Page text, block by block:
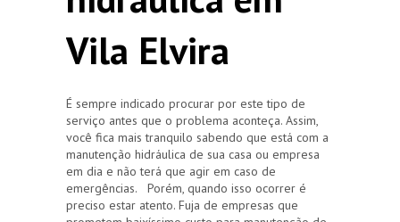
Vila Elvira
É sempre indicado procurar por este tipo de
serviço antes que o problema aconteça. Assim,
você fica mais tranquilo sabendo que está com a
manutenção hidráulica de sua casa ou empresa
em dia e não terá que agir em caso de
emergências. Porém, quando isso ocorrer é
preciso estar atento. Fuja de empresas que